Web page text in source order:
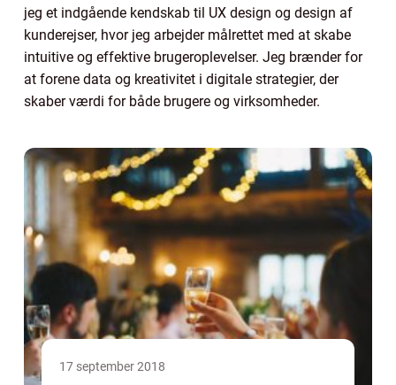
jeg et indgående kendskab til UX design og design af
kunderejser, hvor jeg arbejder målrettet med at skabe
intuitive og effektive brugeroplevelser. Jeg brænder for
at forene data og kreativitet i digitale strategier, der
skaber værdi for både brugere og virksomheder.
17 september 2018